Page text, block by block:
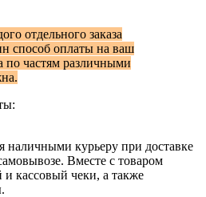
отдельного заказа
способ оплаты на ваш
по частям различными
наличными курьеру при доставке
Вместе с товаром
и кассовый чеки, а также